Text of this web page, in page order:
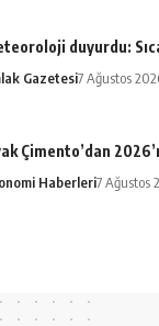
duyurdu:
Gazetesi7 Ağustos
Çimento’dan
Haberleri7 Ağustos